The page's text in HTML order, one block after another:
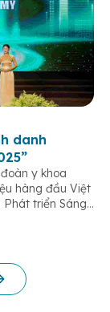
danh
y khoa
hàng đầu Việt
triển Sáng